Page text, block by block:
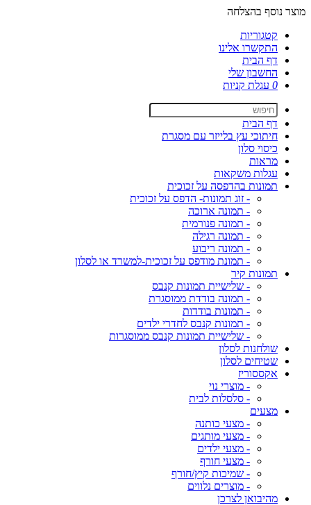
מוצר נוסף בהצלחה
קטגוריות
התקשרו אלינו
דף הבית
החשבון שלי
0 עגלת קניות
דף הבית
חיתוכי עץ בלייזר עם מסגרת
כיסוי סלון
מראות
עגלות משקאות
תמונות בהדפסה על זכוכית
- זוג תמונות- הדפס על זכוכית
- תמונה ארוכה
- תמונה פנורמית
- תמונה רגילה
- תמונה ריבוע
- תמונת מודפס על זכוכית-למשרד או לסלון
תמונות קיר
- שלישיית תמונות קנבס
- תמונה בודדת ממוסגרת
- תמונות בודדות
- תמונות קנבס לחדרי ילדים
- שלישיית תמונות קנבס ממוסגרות
שולחנות לסלון
שטיחים לסלון
אקססוריז
- מוצרי נוי
- סלסלות לבית
מצעים
- מצעי כותנה
- מצעי מותגים
- מצעי ילדים
- מצעי חורף
- שמיכות קיץ/חורף
- מוצרים נלווים
מהיבואן לצרכן